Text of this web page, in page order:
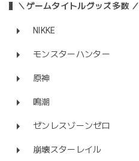
＼ゲームタイトルグッズ多数 ／
NIKKE
モンスターハンター
原神
鳴潮
ゼンレスゾーンゼロ
崩壊スターレイル